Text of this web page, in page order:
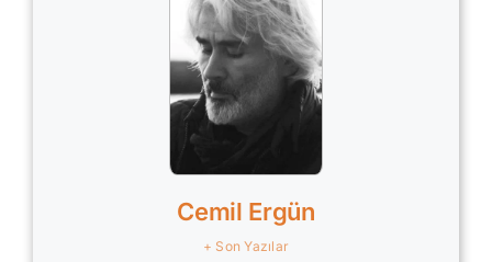
Cemil Ergün
+ Son Yazılar